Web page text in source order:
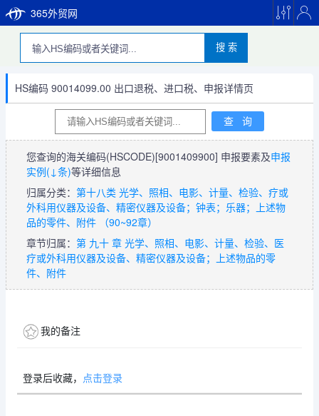
365外贸网
搜 索
HS编码 90014099.00 出口退税、进口税、申报详情页
您查询的海关编码(HSCODE)[9001409900] 申报要素及申报
实例(↓条)等详细信息
归属分类： 第十八类 光学、照相、电影、计量、检验、疗或
外科用仪器及设备、精密仪器及设备；钟表；乐器；上述物
品的零件、附件 （90~92章）
章节归属： 第 九十 章 光学、照相、电影、计量、检验、医
疗或外科用仪器及设备、精密仪器及设备；上述物品的零
件、附件
我的备注
登录后收藏， 点击登录